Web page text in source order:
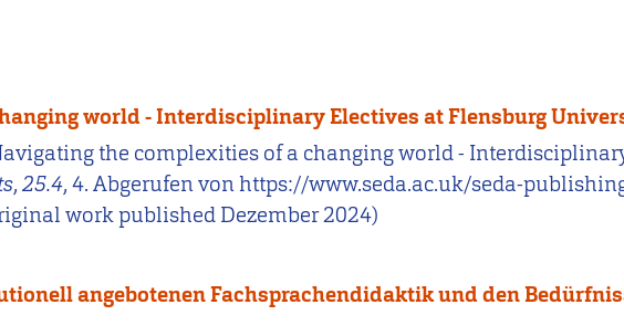
world - Interdisciplinary Electives at Flensburg
the complexities of a changing world -
,25.4, 4. Abgerufen von https://www.seda.ac.uk/seda-
work published Dezember 2024)
angebotenen Fachsprachendidaktik und den